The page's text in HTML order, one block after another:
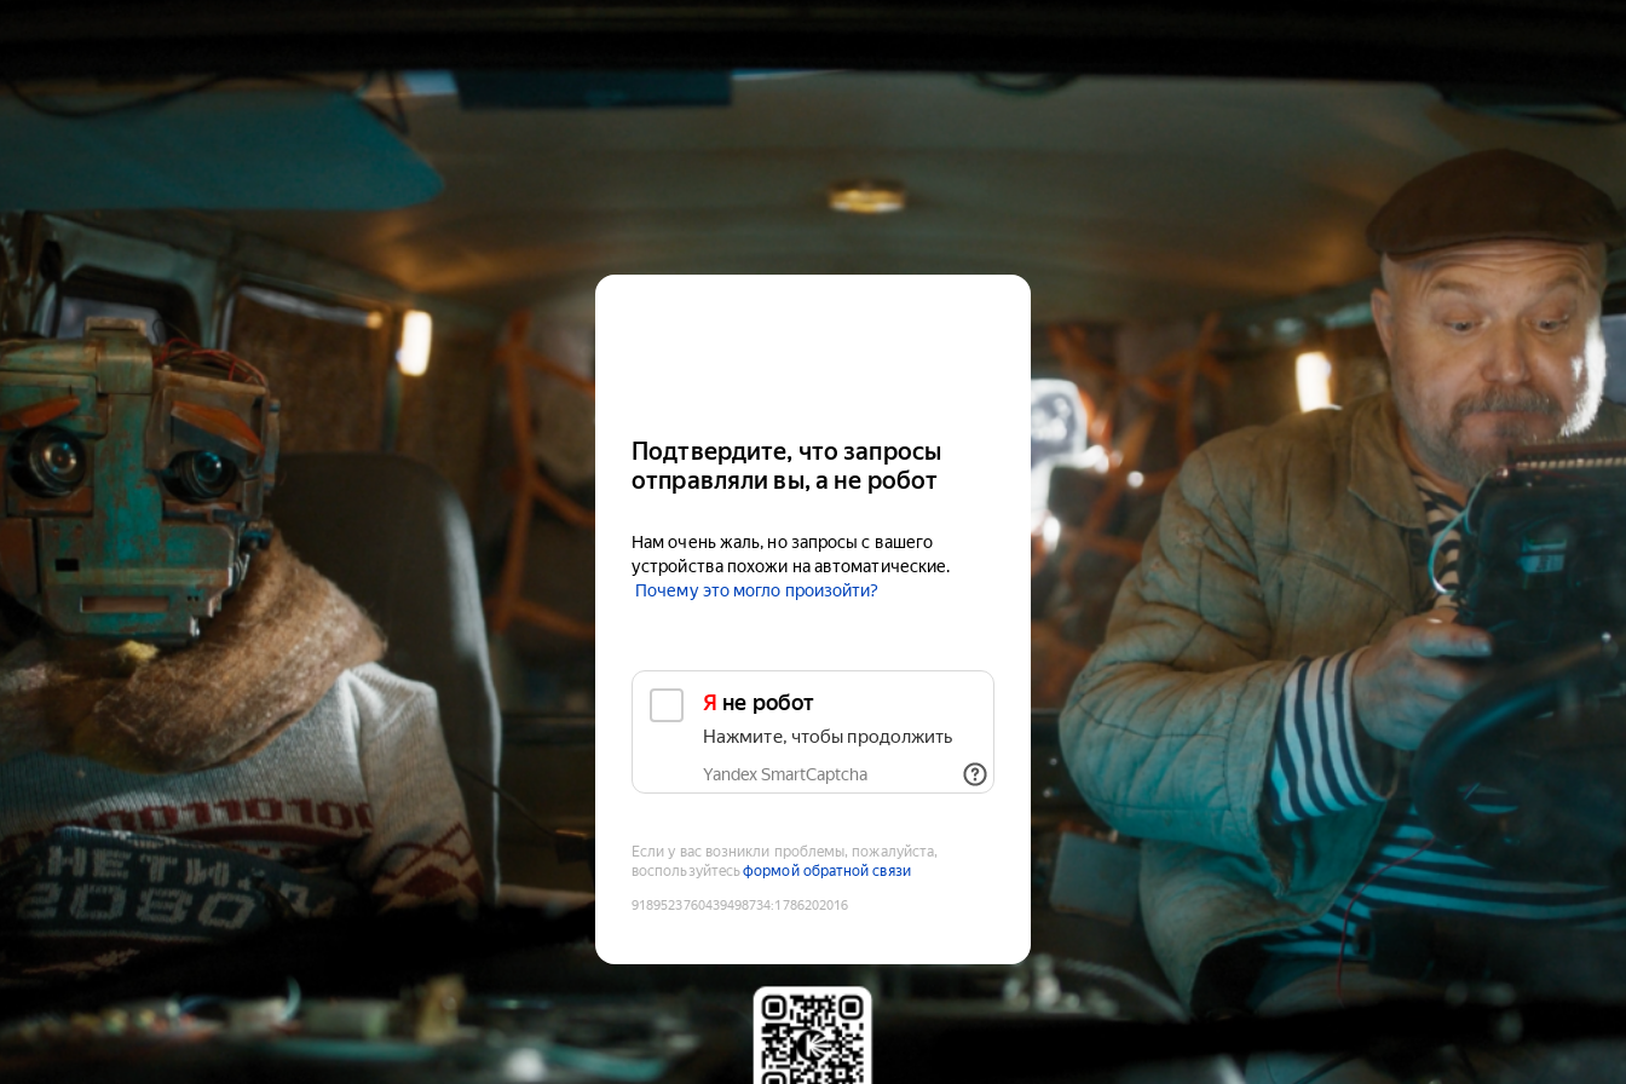
Подтвердите, что запросы
отправляли вы, а не робот
Нам очень жаль, но запросы с вашего
устройства похожи на автоматические.
Почему это могло произойти?
Я не робот
Нажмите, чтобы продолжить
Yandex SmartCaptcha
Если у вас возникли проблемы, пожалуйста,
воспользуйтесьформой обратной связи
9189523760439498734:1786202016